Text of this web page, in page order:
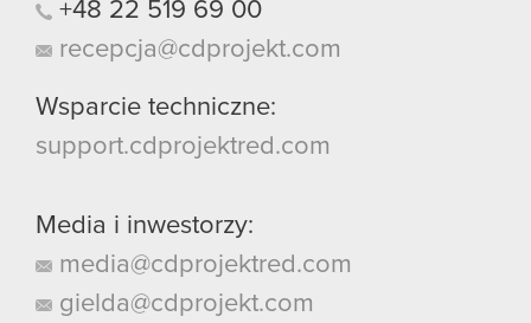
+48 22 519 69 00
recepcja@cdprojekt.com
Wsparcie techniczne:
support.cdprojektred.com
Media i inwestorzy:
media@cdprojektred.com
gielda@cdprojekt.com